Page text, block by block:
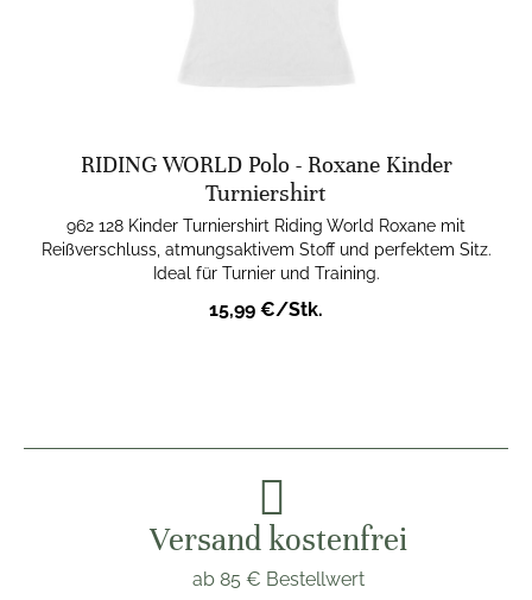
RIDING WORLD Polo - Roxane Kinder
Turniershirt
962 128 Kinder Turniershirt Riding World Roxane mit
Reißverschluss, atmungsaktivem Stoff und perfektem Sitz.
Ideal für Turnier und Training.
15,99 €/Stk.
Versand kostenfrei
ab 85 € Bestellwert